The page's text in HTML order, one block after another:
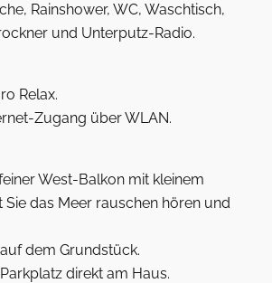
Rainshower, WC, Waschtisch,
und Unterputz-Radio.
Relax.
Zugang über WLAN.
West-Balkon mit kleinem
Sie das Meer rauschen hören und
dem Grundstück.
direkt am Haus.